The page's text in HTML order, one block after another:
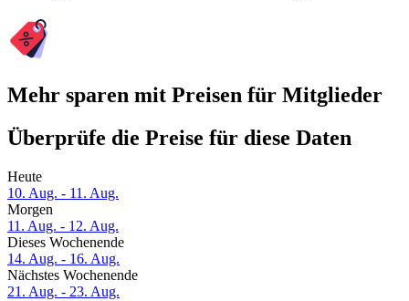
Mehr sparen mit Preisen für Mitglieder
Überprüfe die Preise für diese Daten
Heute
10. Aug. - 11. Aug.
Morgen
11. Aug. - 12. Aug.
Dieses Wochenende
14. Aug. - 16. Aug.
Nächstes Wochenende
21. Aug. - 23. Aug.